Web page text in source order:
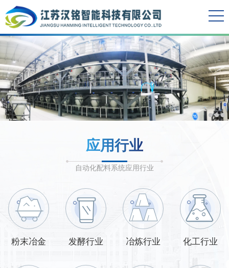
应用行业
自动化配料系统应用行业
粉末冶金 发酵行业 冶炼行业 化工行业